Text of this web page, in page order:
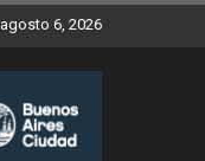
agosto 6, 2026